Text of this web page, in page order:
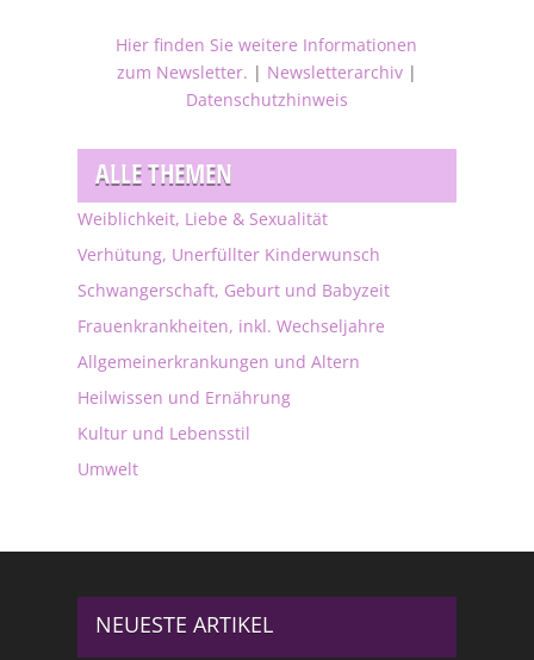
Hier finden Sie weitere Informationen
zum Newsletter. | Newsletterarchiv|
Datenschutzhinweis
ALLE THEMEN
Weiblichkeit, Liebe & Sexualität
Verhütung, Unerfüllter Kinderwunsch
Schwangerschaft, Geburt und Babyzeit
Frauenkrankheiten, inkl. Wechseljahre
Allgemeinerkrankungen und Altern
Heilwissen und Ernährung
Kultur und Lebensstil
Umwelt
NEUESTE ARTIKEL